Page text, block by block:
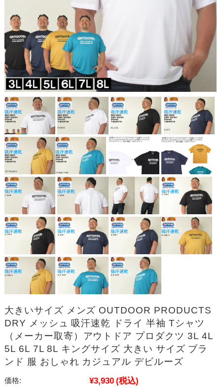
大きいサイズ メンズ OUTDOOR PRODUCTS
DRY メッシュ 吸汗速乾 ドライ 半袖 Tシャツ
（メーカー取寄）アウトドア プロダクツ 3L 4L
5L 6L 7L 8L キングサイズ 大きい サイズ ブラ
ンド 服 おしゃれ カジュアル デビルーズ
価格: ¥3,930 (税込)